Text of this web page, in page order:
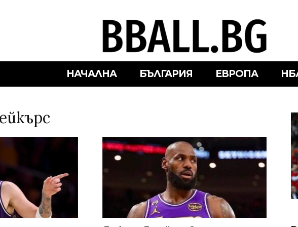
НАЧАЛНА БЪЛГАРИЯ ЕВРОПА